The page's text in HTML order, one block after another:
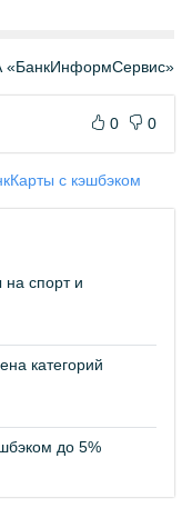
«БанкИнформСервис»
0 0
Карты с кэшбэком
спорт и
категорий
до 5%